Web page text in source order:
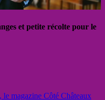
et petite récolte pour le
magazine Côté Châteaux